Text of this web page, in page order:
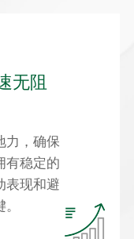
无阻
力，确保
有稳定的
表现和避